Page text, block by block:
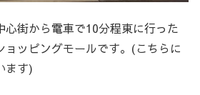
心街から電車で10分程東に行った
ョッピングモールです。(こちらに
ます)